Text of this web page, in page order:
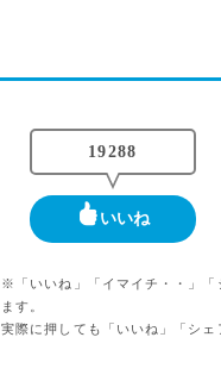
19288
いいね
※「いいね」「イマイチ・・」「
ます。
実際に押しても「いいね」「シェ